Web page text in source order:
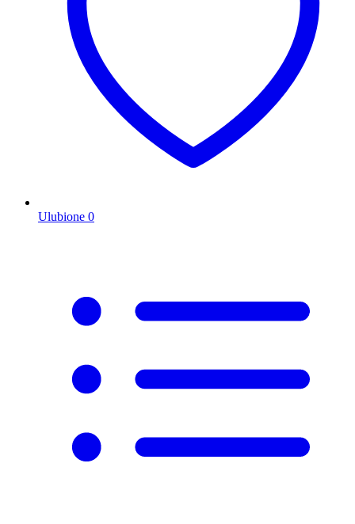
Ulubione 0